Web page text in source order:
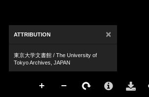
ATTRIBUTION ×
東京大学文書館 / The University of
Tokyo Archives, JAPAN